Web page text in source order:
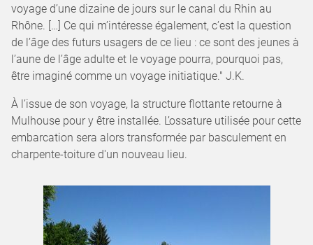
voyage d’une dizaine de jours sur le canal du Rhin au
Rhône. […] Ce qui m’intéresse également, c’est la question
de l’âge des futurs usagers de ce lieu : ce sont des jeunes à
l’aune de l’âge adulte et le voyage pourra, pourquoi pas,
être imaginé comme un voyage initiatique." J.K.
À l’issue de son voyage, la structure flottante retourne à
Mulhouse pour y être installée. L’ossature utilisée pour cette
embarcation sera alors transformée par basculement en
charpente-toiture d'un nouveau lieu.